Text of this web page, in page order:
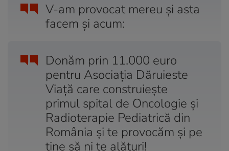
V-am provocat mereu și asta
facem și acum:
Donăm prin 11.000 euro
pentru Asociația Dăruieste
Viață care construiește
primul spital de Oncologie și
Radioterapie Pediatrică din
România și te provocăm și pe
tine să ni te alături!